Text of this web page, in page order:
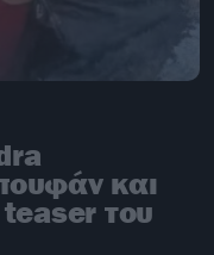
και
teaser του